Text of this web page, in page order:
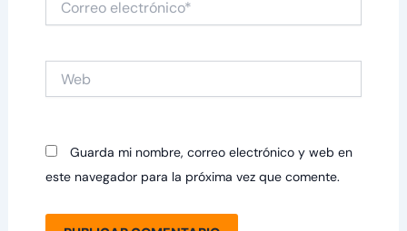
electrónico*
Guarda mi nombre, correo electrónico y web en
este navegador para la próxima vez que comente.